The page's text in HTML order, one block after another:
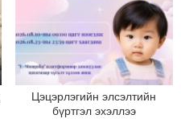
Цэцэрлэгийн элсэлтийн
бүртгэл эхэллээ